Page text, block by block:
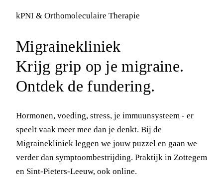
kPNI & Orthomoleculaire Therapie
Migrainekliniek
Krijg grip op je migraine.
Ontdek de fundering.
Hormonen, voeding, stress, je immuunsysteem - er
speelt vaak meer mee dan je denkt. Bij de
Migrainekliniek leggen we jouw puzzel en gaan we
verder dan symptoombestrijding. Praktijk in Zottegem
en Sint-Pieters-Leeuw, ook online.